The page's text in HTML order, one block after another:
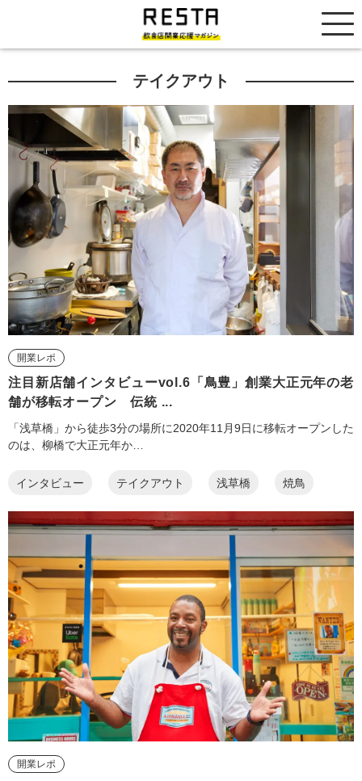
居抜き売却市場
テイクアウト
開業レポ
注目新店舗インタビューvol.6「鳥豊」創業大正元年の老
舗が移転オープン 伝統 ...
「浅草橋」から徒歩3分の場所に2020年11月9日に移転オープンした
のは、柳橋で大正元年か…
インタビュー テイクアウト 浅草橋 焼鳥
開業レポ